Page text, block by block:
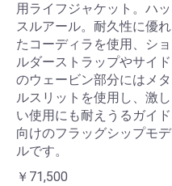
用ライフジャケット。ハッ
スルアール。耐久性に優れ
たコーディラを使用、ショ
ルダーストラップやサイド
のウェービン部分にはメタ
ルスリットを使用し、激し
い使用にも耐えうるガイド
向けのフラッグシップモデ
ルです。
￥71,500